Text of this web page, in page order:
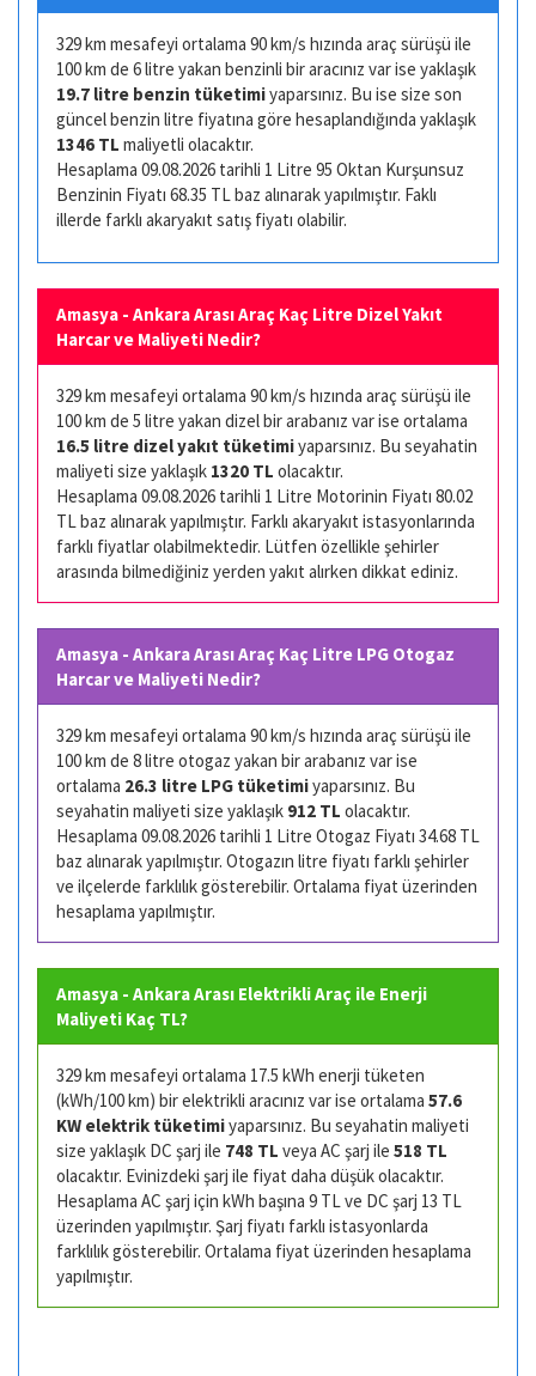
329 km mesafeyi ortalama 90 km/s hızında araç sürüşü ile
100 km de 6 litre yakan benzinli bir aracınız var ise yaklaşık
19.7 litre benzin tüketimiyaparsınız. Bu ise size son
güncel benzin litre fiyatına göre hesaplandığında yaklaşık
1346 TL maliyetli olacaktır.
Hesaplama 09.08.2026 tarihli 1 Litre 95 Oktan Kurşunsuz
Benzinin Fiyatı 68.35 TL baz alınarak yapılmıştır. Faklı
illerde farklı akaryakıt satış fiyatı olabilir.
Amasya - Ankara Arası Araç Kaç Litre Dizel Yakıt
Harcar ve Maliyeti Nedir?
329 km mesafeyi ortalama 90 km/s hızında araç sürüşü ile
100 km de 5 litre yakan dizel bir arabanız var ise ortalama
16.5 litre dizel yakıt tüketimiyaparsınız. Bu seyahatin
maliyeti size yaklaşık 1320 TL olacaktır.
Hesaplama 09.08.2026 tarihli 1 Litre Motorinin Fiyatı 80.02
TL baz alınarak yapılmıştır. Farklı akaryakıt istasyonlarında
farklı fiyatlar olabilmektedir. Lütfen özellikle şehirler
arasında bilmediğiniz yerden yakıt alırken dikkat ediniz.
Amasya - Ankara Arası Araç Kaç Litre LPG Otogaz
Harcar ve Maliyeti Nedir?
329 km mesafeyi ortalama 90 km/s hızında araç sürüşü ile
100 km de 8 litre otogaz yakan bir arabanız var ise
ortalama 26.3 litre LPG tüketimiyaparsınız. Bu
seyahatin maliyeti size yaklaşık 912 TL olacaktır.
Hesaplama 09.08.2026 tarihli 1 Litre Otogaz Fiyatı 34.68 TL
baz alınarak yapılmıştır. Otogazın litre fiyatı farklı şehirler
ve ilçelerde farklılık gösterebilir. Ortalama fiyat üzerinden
hesaplama yapılmıştır.
Amasya - Ankara Arası Elektrikli Araç ile Enerji
Maliyeti Kaç TL?
329 km mesafeyi ortalama 17.5 kWh enerji tüketen
(kWh/100 km) bir elektrikli aracınız var ise ortalama 57.6
KW elektrik tüketimiyaparsınız. Bu seyahatin maliyeti
size yaklaşık DC şarj ile 748 TL veya AC şarj ile 518 TL
olacaktır. Evinizdeki şarj ile fiyat daha düşük olacaktır.
Hesaplama AC şarj için kWh başına 9 TL ve DC şarj 13 TL
üzerinden yapılmıştır. Şarj fiyatı farklı istasyonlarda
farklılık gösterebilir. Ortalama fiyat üzerinden hesaplama
yapılmıştır.